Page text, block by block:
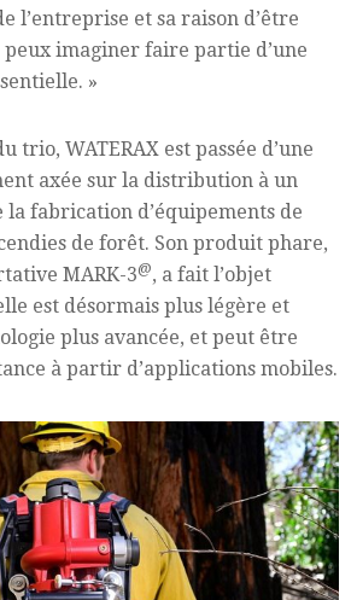
l’entreprise et sa raison d’être
peux imaginer faire partie d’une
»
trio, WATERAX est passée d’une
axée sur la distribution à un
fabrication d’équipements de
de forêt. Son produit phare,
MARK-3@, a fait l’objet
est désormais plus légère et
plus avancée, et peut être
à partir d’applications mobiles.